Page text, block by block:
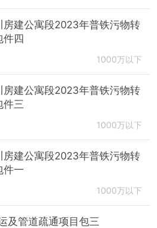
房建公寓段2023年普铁污物转
件四
1000万以下
房建公寓段2023年普铁污物转
件三
1000万以下
房建公寓段2023年普铁污物转
件一
1000万以下
及管道疏通项目包三